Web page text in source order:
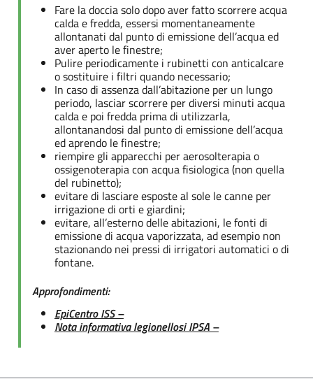
Fare la doccia solo dopo aver fatto scorrere acqua
calda e fredda, essersi momentaneamente
allontanati dal punto di emissione dell’acqua ed
aver aperto le finestre;
Pulire periodicamente i rubinetti con anticalcare
o sostituire i filtri quando necessario;
In caso di assenza dall’abitazione per un lungo
periodo, lasciar scorrere per diversi minuti acqua
calda e poi fredda prima di utilizzarla,
allontanandosi dal punto di emissione dell’acqua
ed aprendo le finestre;
riempire gli apparecchi per aerosolterapia o
ossigenoterapia con acqua fisiologica (non quella
del rubinetto);
evitare di lasciare esposte al sole le canne per
irrigazione di orti e giardini;
evitare, all’esterno delle abitazioni, le fonti di
emissione di acqua vaporizzata, ad esempio non
stazionando nei pressi di irrigatori automatici o di
fontane.
Approfondimenti:
EpiCentro ISS –
Nota informativa legionellosi IPSA –